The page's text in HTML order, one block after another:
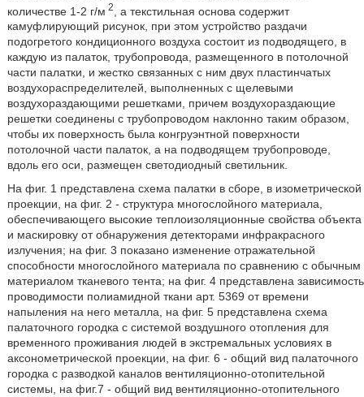
количестве 1-2 г/м 2
, а текстильная основа содержит
камуфлирующий рисунок, при этом устройство раздачи
подогретого кондиционного воздуха состоит из подводящего, в
каждую из палаток, трубопровода, размещенного в потолочной
части палатки, и жестко связанных с ним двух пластинчатых
воздухораспределителей, выполненных с щелевыми
воздухораздающими решетками, причем воздухораздающие
решетки соединены с трубопроводом наклонно таким образом,
чтобы их поверхность была конгруэнтной поверхности
потолочной части палаток, а на подводящем трубопроводе,
вдоль его оси, размещен светодиодный светильник.
На фиг. 1 представлена схема палатки в сборе, в изометрической
проекции, на фиг. 2 - структура многослойного материала,
обеспечивающего высокие теплоизоляционные свойства объекта
и маскировку от обнаружения детекторами инфракрасного
излучения; на фиг. 3 показано изменение отражательной
способности многослойного материала по сравнению с обычным
материалом тканевого тента; на фиг. 4 представлена зависимость
проводимости полиамидной ткани арт. 5369 от времени
напыления на него металла, на фиг. 5 представлена схема
палаточного городка с системой воздушного отопления для
временного проживания людей в экстремальных условиях в
аксонометрической проекции, на фиг. 6 - общий вид палаточного
городка с разводкой каналов вентиляционно-отопительной
системы, на фиг.7 - общий вид вентиляционно-отопительного